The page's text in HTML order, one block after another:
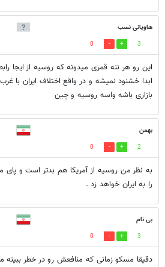
هاویانی نسب
3
0
این رو هر ننه قمری میدونه که روسیه از ایجا
ابدا خشنود نمیشه و در واقع اختلاف ایران با
بازاری باشه واسه روسیه و چین
بهمن
2
0
به نظر من روسیه از آمریکا هم بدتر است و
را به ایران خواهد زد .
بی نام
3
0
دقیقا مسکو زمانی که منافعش رو در خطر